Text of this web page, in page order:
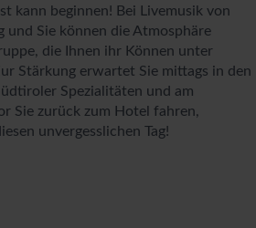
kann beginnen! Bei Livemusik von
Sie können die Atmosphäre
die Ihnen ihr Können unter
Stärkung erwartet Sie mittags in den
Spezialitäten und am
Sie zurück zum Hotel fahren,
unvergesslichen Tag!